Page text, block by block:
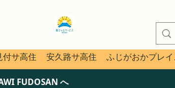
付サ高住 安久路サ高住 ふじがおかプレイ
FUDOSAN へ